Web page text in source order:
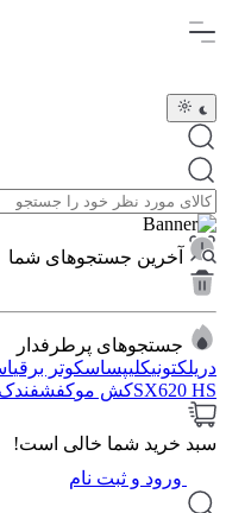
آخرین جستجوهای شما
جستجوهای پرطرفدار
دریلکتونیکلیپساسکوتر برقی
SX620 HSکش موکفشفندک
سبد خرید شما خالی است!
ورود و ثبت نام